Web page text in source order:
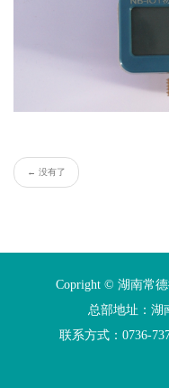
← 没有了
Copright © 湖南常
总部地址：湖
联系方式：0736-